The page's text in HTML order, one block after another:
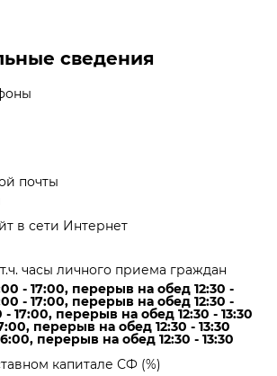
сведения
почты
в сети Интернет
часы личного приема граждан
- 17:00, перерыв на обед 12:30 -
- 17:00, перерыв на обед 12:30 -
17:00, перерыв на обед 12:30 - 13:30
перерыв на обед 12:30 - 13:30
перерыв на обед 12:30 - 13:30
капитале СФ (%)